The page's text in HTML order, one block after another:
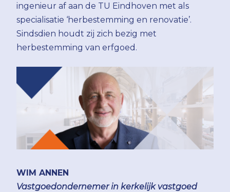
ingenieur af aan de TU Eindhoven met als
specialisatie ‘herbestemming en renovatie’.
Sindsdien houdt zij zich bezig met
herbestemming van erfgoed.
WIM ANNEN
Vastgoedondernemer in kerkelijk vastgoed